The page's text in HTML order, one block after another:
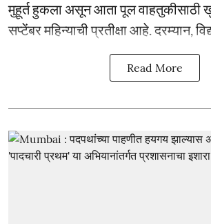
मुहूर्त हुकला असून आता पूल वाहतुकीसाठी
सप्टेंबर महिन्याची प्रतीक्षा आहे. दरम्यान,
Read More